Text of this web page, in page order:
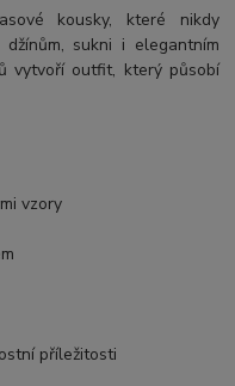
kousky, které nikdy
sukni i elegantním
vytvoří outfit, který působí
vzory
příležitosti